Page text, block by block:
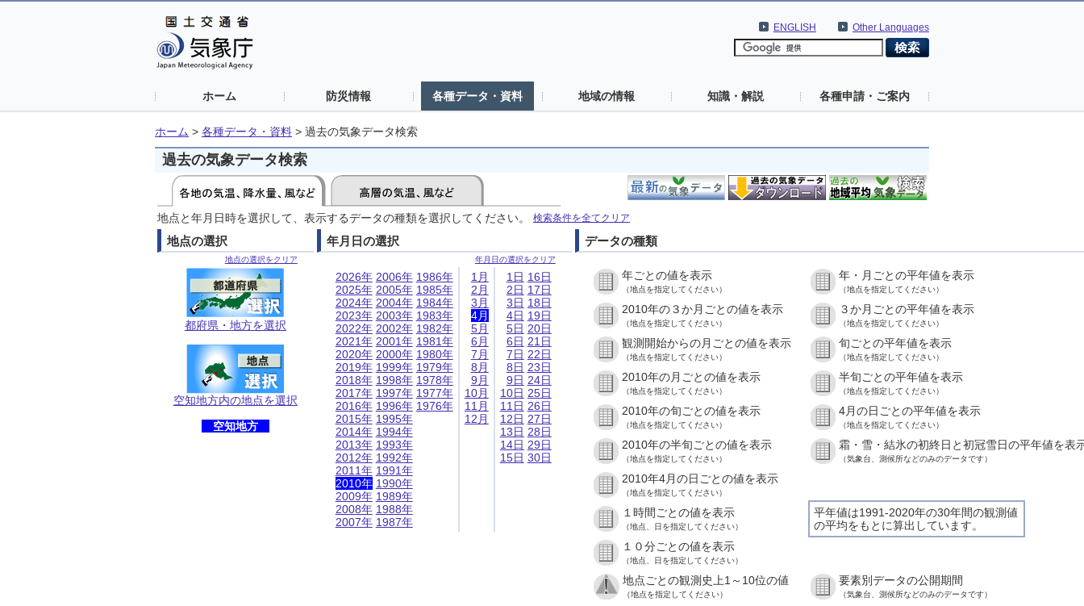
Other Languages
ENGLISH
ホーム 防災情報 各種データ・資料 地域の情報 知識・解説 各種申請・ご案内
ホーム > 各種データ・資料 > 過去の気象データ検索
過去の気象データ検索
地点と年月日時を選択して、表示するデータの種類を選択してください。 検索条件を全てクリア
地点の選択
地点の選択をクリア
都府県・地方を選択
空知地方内の地点を選択
空知地方
年月日の選択
年月日の選択をクリア
2026年
2025年
2024年
2023年
2022年
2021年
2020年
2019年
2018年
2017年
2016年
2015年
2014年
2013年
2012年
2011年
2010年
2009年
2008年
2007年
2006年
2005年
2004年
2003年
2002年
2001年
2000年
1999年
1998年
1997年
1996年
1995年
1994年
1993年
1992年
1991年
1990年
1989年
1988年
1987年
1986年
1985年
1984年
1983年
1982年
1981年
1980年
1979年
1978年
1977年
1976年
1月
2月
3月
4月
5月
6月
7月
8月
9月
10月
11月
12月
1日
2日
3日
4日
5日
6日
7日
8日
9日
10日
11日
12日
13日
14日
15日
16日
17日
18日
19日
20日
21日
22日
23日
24日
25日
26日
27日
28日
29日
30日
データの種類
年ごとの値を表示
（地点を指定してください）
年・月ごとの平年値を表示
（地点を指定してください）
2010年の３か月ごとの値を表示
（地点を指定してください）
３か月ごとの平年値を表示
（地点を指定してください）
観測開始からの月ごとの値を表示
（地点を指定してください）
旬ごとの平年値を表示
（地点を指定してください）
2010年の月ごとの値を表示
（地点を指定してください）
半旬ごとの平年値を表示
（地点を指定してください）
2010年の旬ごとの値を表示
（地点を指定してください）
4月の日ごとの平年値を表示
（地点を指定してください）
2010年の半旬ごとの値を表示
（地点を指定してください）
霜・雪・結氷の初終日と初冠雪日の平年値を表
（気象台、測候所などのみのデータです）
2010年4月の日ごとの値を表示
（地点を指定してください）
平年値は1991-2020年の30年間の観測値
の平均をもとに算出しています。
１時間ごとの値を表示
（地点、日を指定してください）
１０分ごとの値を表示
（地点、日を指定してください）
地点ごとの観測史上1～10位の値
（地点を指定してください）
要素別データの公開期間
（気象台、測候所などのみのデータです）